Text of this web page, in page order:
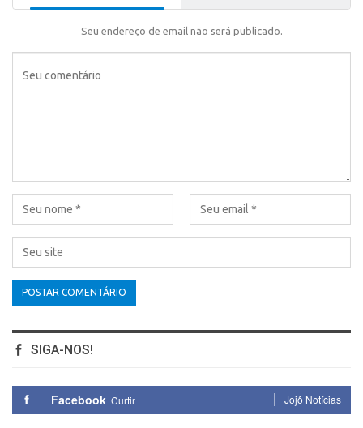
Seu endereço de email não será publicado.
SIGA-NOS!
Facebook Curtir Jojô Notícias